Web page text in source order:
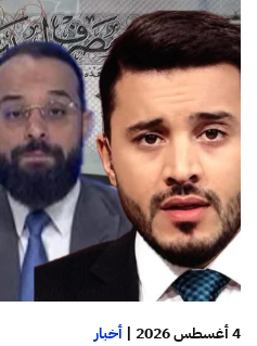
4 أغسطس 2026 | أخبار